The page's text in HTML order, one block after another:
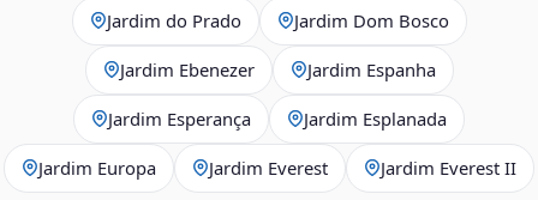
Jardim do Prado Jardim Dom Bosco
Jardim Ebenezer Jardim Espanha
Jardim Esperança Jardim Esplanada
Jardim Europa Jardim Everest Jardim Everest II